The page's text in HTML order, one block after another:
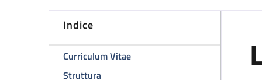
Indice
Curriculum Vitaedella pagina Luigi Lovato
Strutturadella pagina Luigi Lovato